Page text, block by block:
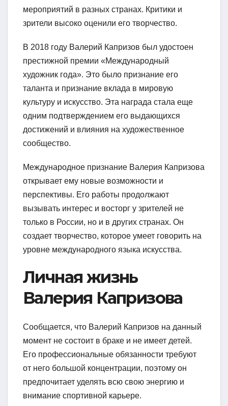
мероприятий в разных странах. Критики и
зрители высоко оценили его творчество.
В 2018 году Валерий Капризов был удостоен
престижной премии «Международный
художник года». Это было признание его
таланта и признание вклада в мировую
культуру и искусство. Эта награда стала еще
одним подтверждением его выдающихся
достижений и влияния на художественное
сообщество.
Международное признание Валерия Капризова
открывает ему новые возможности и
перспективы. Его работы продолжают
вызывать интерес и восторг у зрителей не
только в России, но и в других странах. Он
создает творчество, которое умеет говорить на
уровне международного языка искусства.
Личная жизнь
Валерия Капризова
Сообщается, что Валерий Капризов на данный
момент не состоит в браке и не имеет детей.
Его профессиональные обязанности требуют
от него большой концентрации, поэтому он
предпочитает уделять всю свою энергию и
внимание спортивной карьере.